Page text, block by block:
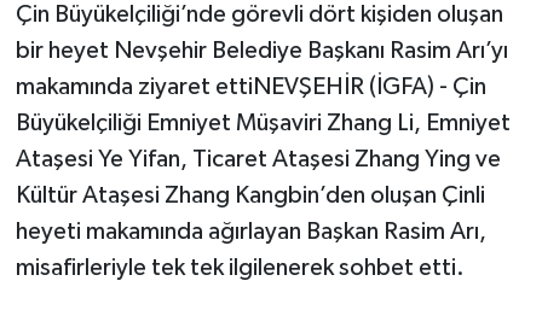
Çin Büyükelçiliği’nde görevli dört kişiden oluşan
bir heyet Nevşehir Belediye Başkanı Rasim Arı’yı
makamında ziyaret ettiNEVŞEHİR (İGFA) - Çin
Büyükelçiliği Emniyet Müşaviri Zhang Li, Emniyet
Ataşesi Ye Yifan, Ticaret Ataşesi Zhang Ying ve
Kültür Ataşesi Zhang Kangbin’den oluşan Çinli
heyeti makamında ağırlayan Başkan Rasim Arı,
misafirleriyle tek tek ilgilenerek sohbet etti.